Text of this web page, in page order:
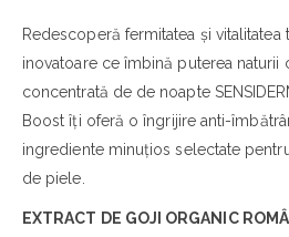
Redescoperă fermitatea și
inovatoare ce îmbină puterea naturii
concentrată de de noapte
Boost îți oferă o îngrijire anti-
ingrediente minuțios selectate
de piele.
EXTRACT DE GOJI ORGANIC